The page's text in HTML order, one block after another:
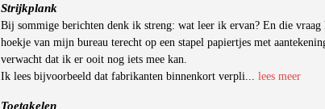
Strijkplank
Bij sommige berichten denk ik streng: wat leer ik ervan? En die vraag
hoekje van mijn bureau terecht op een stapel papiertjes met
verwacht dat ik er ooit nog iets mee kan.
Ik lees bijvoorbeeld dat fabrikanten binnenkort verpli... lees meer
Toetakelen